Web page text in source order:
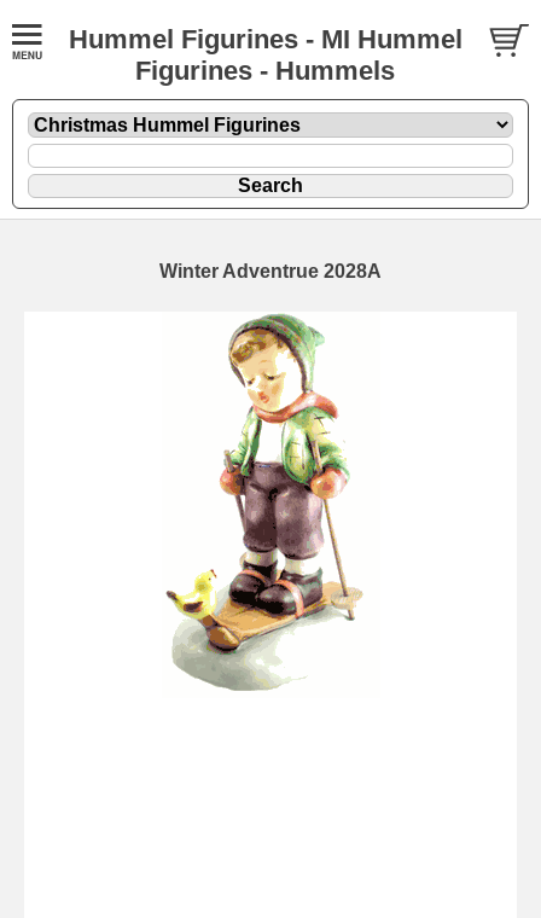
Hummel Figurines - MI Hummel
Figurines - Hummels
Winter Adventrue 2028A